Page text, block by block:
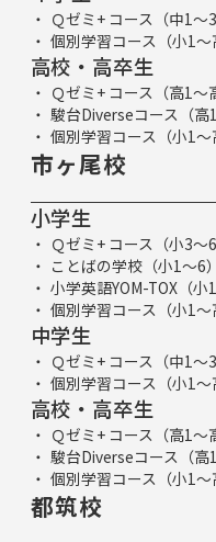
Ｑゼミ+ コース（中1～3
個別学習コース（小1～
高校・高卒生
Ｑゼミ+ コース（高1～
駿台Diverseコース（高1
個別学習コース（小1～
市ヶ尾校
小学生
Ｑゼミ+ コース（小3～6
ことばの学校（小1～6）
小学英語YOM-TOX（小1
個別学習コース（小1～
中学生
Ｑゼミ+ コース（中1～3
個別学習コース（小1～
高校・高卒生
Ｑゼミ+ コース（高1～
駿台Diverseコース（高1
個別学習コース（小1～
都筑校